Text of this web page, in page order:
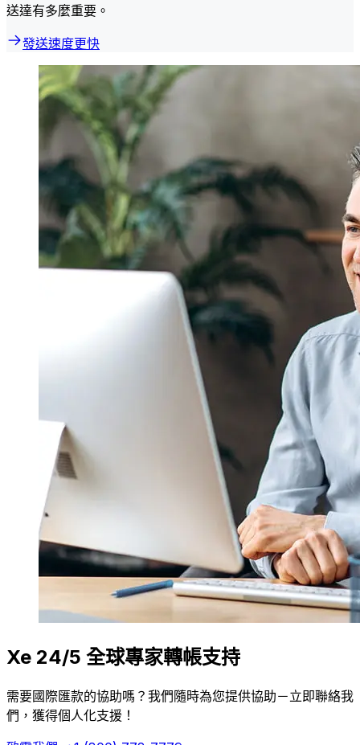
送達有多麼重要。
發送速度更快
Xe 24/5 全球專家轉帳支持
需要國際匯款的協助嗎？我們隨時為您提供協助－立即聯絡我
們，獲得個人化支援！